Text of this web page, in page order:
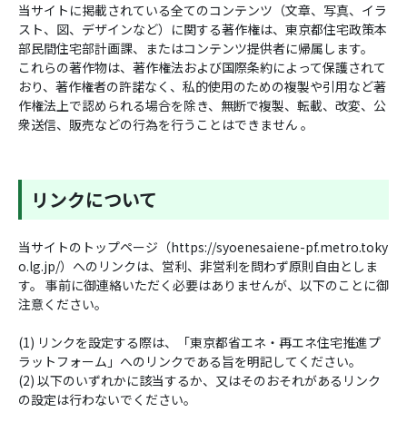
当サイトに掲載されている全てのコンテンツ（文章、写真、イラ
スト、図、デザインなど）に関する著作権は、東京都住宅政策本
部民間住宅部計画課、またはコンテンツ提供者に帰属します。
これらの著作物は、著作権法および国際条約によって保護されて
おり、著作権者の許諾なく、私的使用のための複製や引用など著
作権法上で認められる場合を除き、無断で複製、転載、改変、公
衆送信、販売などの行為を行うことはできません 。
リンクについて
当サイトのトップページ（https://syoenesaiene-pf.metro.toky
o.lg.jp/）へのリンクは、営利、非営利を問わず原則自由としま
す。 事前に御連絡いただく必要はありませんが、以下のことに御
注意ください。
(1) リンクを設定する際は、「東京都省エネ・再エネ住宅推進プ
ラットフォーム」へのリンクである旨を明記してください。
(2) 以下のいずれかに該当するか、又はそのおそれがあるリンク
の設定は行わないでください。